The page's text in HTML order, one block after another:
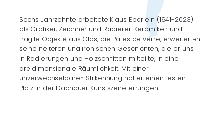
Sechs Jahrzehnte arbeitete Klaus Eberlein (1941-2023)
als Grafiker, Zeichner und Radierer. Keramiken und
fragile Objekte aus Glas, die Pates de verre, erweiterten
seine heiteren und ironischen Geschichten, die er uns
in Radierungen und Holzschnitten mitteilte, in eine
dreidimensionale Räumlichkeit. Mit einer
unverwechselbaren Stilkennung hat er einen festen
Platz in der Dachauer Kunstszene errungen.